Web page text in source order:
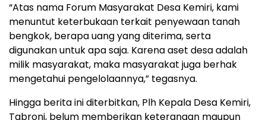
“Atas nama Forum Masyarakat Desa Kemiri, kami
menuntut keterbukaan terkait penyewaan tanah
bengkok, berapa uang yang diterima, serta
digunakan untuk apa saja. Karena aset desa adalah
milik masyarakat, maka masyarakat juga berhak
mengetahui pengelolaannya,” tegasnya.
Hingga berita ini diterbitkan, Plh Kepala Desa Kemiri,
Tabroni, belum memberikan keterangan maupun